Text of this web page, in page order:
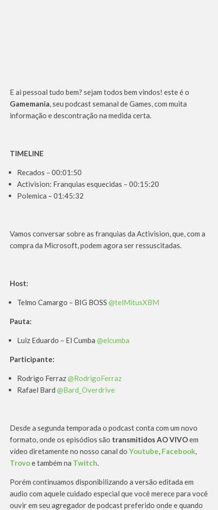
E ai pessoal tudo bem? sejam todos bem vindos! este é o
Gamemania , seu podcast semanal de Games, com muita
informação e descontração na medida certa.
TIMELINE
Recados – 00:01:50
Activision: Franquias esquecidas – 00:15:20
Polemica – 01:45:32
Vamos conversar sobre as franquias da Activision, que, com a
compra da Microsoft, podem agora ser ressuscitadas.
Host:
Telmo Camargo – BIG BOSS @telMitusXBM
Pauta:
Luiz Eduardo – El Cumba @elcumba
Participante:
Rodrigo Ferraz@RodrigoFerraz
Rafael Bard @Bard_Overdrive
Desde a segunda temporada o podcast conta com um novo
formato, onde os episódios são transmitidos AO VIVOem
vídeo diretamente no nosso canal do Youtube Facebook
Trovoe também na Twitch
Porém continuamos disponibilizando a versão editada em
audio com aquele cuidado especial que você merece para você
ouvir em seu agregador de podcast preferido onde e quando